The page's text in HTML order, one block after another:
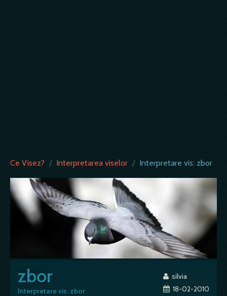
Ce Visez? / Interpretarea viselor / Interpretare vis: zbor
zbor
Interpretare vis: zbor
silvia
18-02-2010